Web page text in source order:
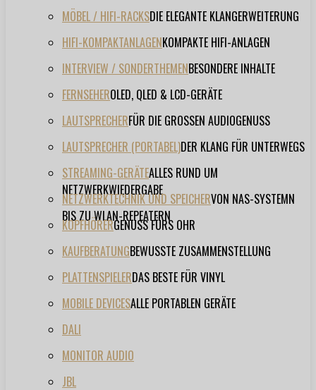
MÖBEL / HIFI-RACKSDIE ELEGANTE KLANGERWEITERUNG
HIFI-KOMPAKTANLAGENKOMPAKTE HIFI-ANLAGEN
INTERVIEW / SONDERTHEMENBESONDERE INHALTE
FERNSEHEROLED, QLED & LCD-GERÄTE
LAUTSPRECHERFÜR DIE GROSSEN AUDIOGENUSS
LAUTSPRECHER (PORTABEL)DER KLANG FÜR UNTERWEGS
STREAMING-GERÄTEALLES RUND UM
NETZWERKWIEDERGABE
NETZWERKTECHNIK UND SPEICHERVON NAS-SYSTEMN
BIS ZU WLAN-REPEATERN
KOPFHÖRERGENUSS FÜRS OHR
KAUFBERATUNGBEWUSSTE ZUSAMMENSTELLUNG
PLATTENSPIELERDAS BESTE FÜR VINYL
MOBILE DEVICESALLE PORTABLEN GERÄTE
DALI
MONITOR AUDIO
JBL